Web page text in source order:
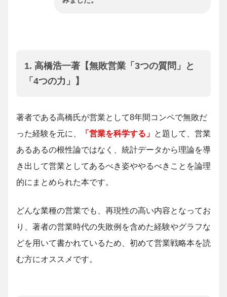
1. 高橋浩一著【無敗営業「3つの質問」と
「4つの力」】
著者である高橋氏が営業として8年間コンペで無敗だ
った経験を元に、
「営業を科学する」 と題して、営業
あるあるの根性論ではなく、統計データから理論を導
き出して営業としてあるべき姿ややるべきことを論理
的にまとめられた本です。
どんな業種の営業でも、再現性の高い内容となってお
り、著者の営業時代の失敗例を含めた経験やグラフな
どを用いて書かれているため、初めて営業戦略本を読
む方にオススメです。